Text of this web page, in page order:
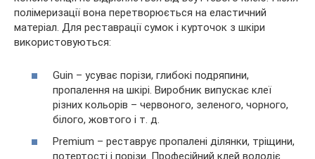
полімеризації вона перетворюється на еластичний
матеріал. Для реставрації сумок і курточок з шкіри
використовуються:
Guin – усуває порізи, глибокі подряпини,
пропалення на шкірі. Виробник випускає клеї
різних кольорів – червоного, зеленого, чорного,
білого, жовтого і т. д.
Premium – реставрує пропалені ділянки, тріщини,
потертості і порізи. Професійний клей володіє